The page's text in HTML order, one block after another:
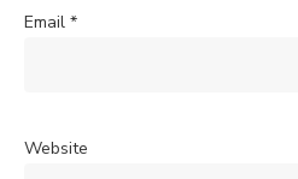
Email *
Website